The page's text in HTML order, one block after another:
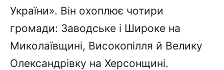
України». Він охоплює чотири
громади: Заводське і Широке на
Миколаївщині, Високопілля й Велику
Олександрівку на Херсонщині.